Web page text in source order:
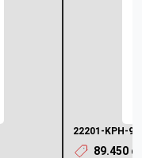
22201-KPH-
89.450 ₫